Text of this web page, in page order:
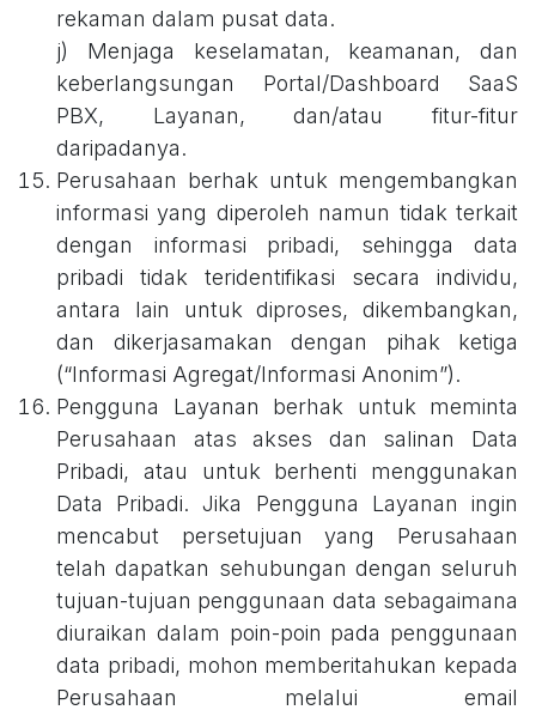
rekaman dalam pusat data.
j) Menjaga keselamatan, keamanan, dan
keberlangsungan Portal/Dashboard SaaS
PBX, Layanan, dan/atau fitur-fitur
daripadanya.
Perusahaan berhak untuk mengembangkan
informasi yang diperoleh namun tidak terkait
dengan informasi pribadi, sehingga data
pribadi tidak teridentifikasi secara individu,
antara lain untuk diproses, dikembangkan,
dan dikerjasamakan dengan pihak ketiga
(“Informasi Agregat/Informasi Anonim”).
Pengguna Layanan berhak untuk meminta
Perusahaan atas akses dan salinan Data
Pribadi, atau untuk berhenti menggunakan
Data Pribadi. Jika Pengguna Layanan ingin
mencabut persetujuan yang Perusahaan
telah dapatkan sehubungan dengan seluruh
tujuan-tujuan penggunaan data sebagaimana
diuraikan dalam poin-poin pada penggunaan
data pribadi, mohon memberitahukan kepada
Perusahaan melalui email